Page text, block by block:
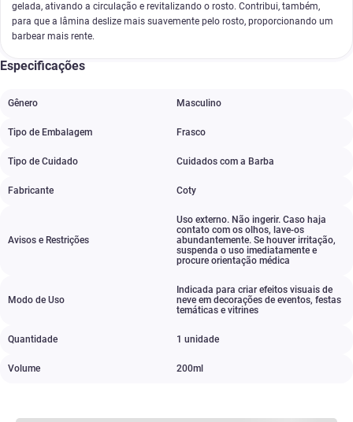
gelada, ativando a circulação e revitalizando o rosto. Contribui, também,
para que a lâmina deslize mais suavemente pelo rosto, proporcionando um
barbear mais rente.
Especificações
Gênero Masculino
Tipo de Embalagem Frasco
Tipo de Cuidado Cuidados com a Barba
Fabricante Coty
Avisos e Restrições
Uso externo. Não ingerir. Caso haja
contato com os olhos, lave-os
abundantemente. Se houver irritação,
suspenda o uso imediatamente e
procure orientação médica
Modo de Uso
Indicada para criar efeitos visuais de
neve em decorações de eventos, festas
temáticas e vitrines
Quantidade 1 unidade
Volume 200ml